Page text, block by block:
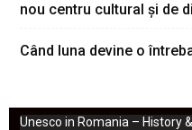
nou centru cultural și de
Când luna devine o
Unesco in Romania – History